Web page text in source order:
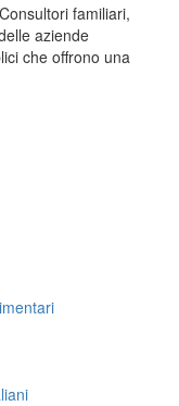
familiari,
aziende
che offrono una